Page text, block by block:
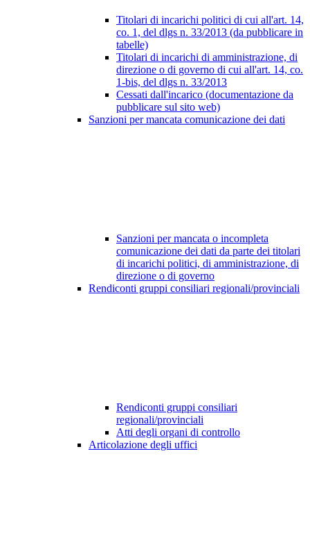
Titolari di incarichi politici di cui all'art. 14,
co. 1, del dlgs n. 33/2013 (da pubblicare in
tabelle)
Titolari di incarichi di amministrazione, di
direzione o di governo di cui all'art. 14, co.
1-bis, del dlgs n. 33/2013
Cessati dall'incarico (documentazione da
pubblicare sul sito web)
Sanzioni per mancata comunicazione dei dati
Sanzioni per mancata o incompleta
comunicazione dei dati da parte dei titolari
di incarichi politici, di amministrazione, di
direzione o di governo
Rendiconti gruppi consiliari regionali/provinciali
Rendiconti gruppi consiliari
regionali/provinciali
Atti degli organi di controllo
Articolazione degli uffici